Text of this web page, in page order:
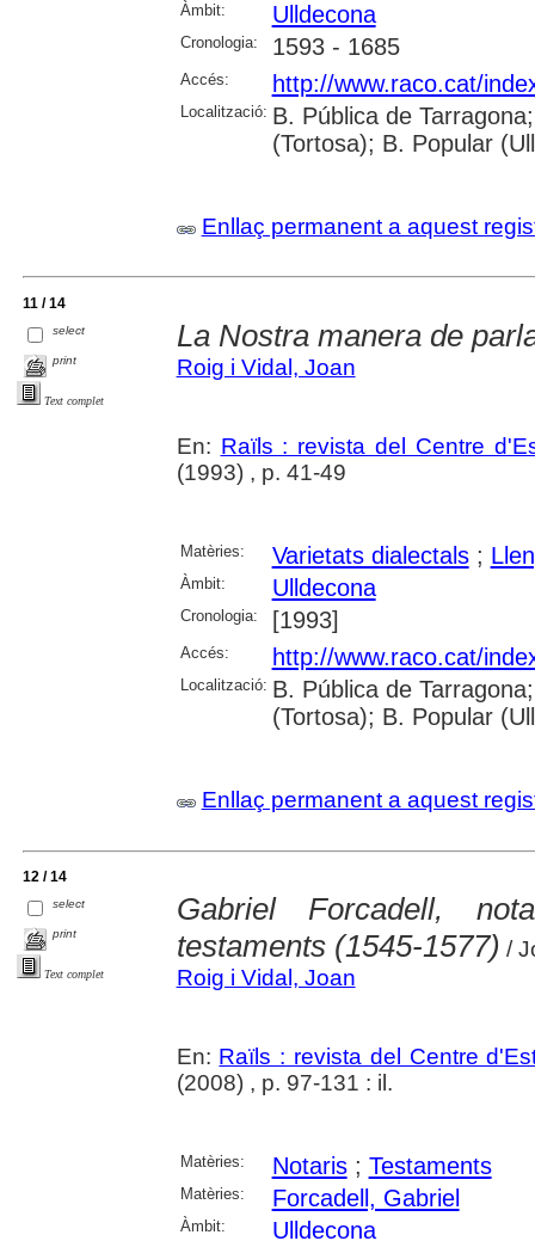
Àmbit: Ulldecona
Cronologia: 1593 - 1685
Accés: http://www.raco.cat/
Localització: B. Pública de
(Tortosa); B. Popular
Enllaç permanent a aquest
11 / 14
select
print
Text complet
La Nostra manera de
Roig i Vidal, Joan
En: Raïls : revista del Centre
(1993) , p. 41-49
Matèries: Varietats dialectals;
Àmbit: Ulldecona
Cronologia: [1993]
Accés: http://www.raco.cat/
Localització: B. Pública de
(Tortosa); B. Popular
Enllaç permanent a aquest
12 / 14
select
print
Text complet
Gabriel Forcadell,
testaments (1545-1577) /
Roig i Vidal, Joan
En: Raïls : revista del Centre
(2008) , p. 97-131 : il.
Matèries: Notaris; Testaments
Matèries: Forcadell, Gabriel
Àmbit: Ulldecona